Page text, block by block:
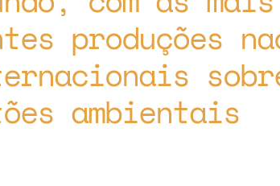
produções
ambientais